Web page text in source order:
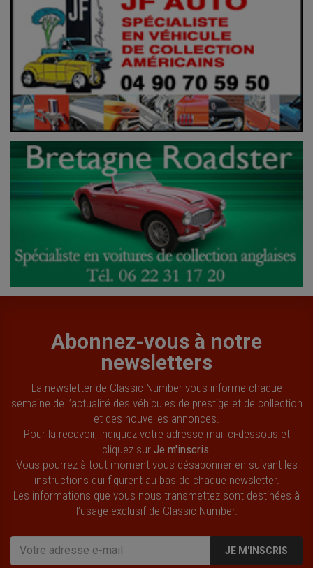
Abonnez-vous à notre
newsletters
La newsletter de Classic Number vous informe chaque
semaine de l’actualité des véhicules de prestige et de collection
et des nouvelles annonces.
Pour la recevoir, indiquez votre adresse mail ci-dessous et
cliquez sur Je m'inscris
Vous pourrez à tout moment vous désabonner en suivant les
instructions qui figurent au bas de chaque newsletter.
Les informations que vous nous transmettez sont destinées à
l’usage exclusif de Classic Number.
JE M'INSCRIS